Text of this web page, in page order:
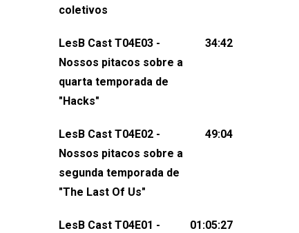
momentos, as maiores confusões e,
pensar (e rir) sobre amor sáfico!Você
também pode participar dessa
conversa mandando sugestões de
pauta, comentários, perguntas ou
e-mail para podcast@lesbout.com.br. E
não esqueça de visitar nosso site e
sociais:Twitter: ⁠⁠⁠⁠@lesbout_br⁠⁠⁠⁠ Instagram:
coletivos
LesB Cast T04E03 -
Nossos pitacos sobre a
quarta temporada de
"Hacks"
34:42
LesB Cast T04E02 -
Nossos pitacos sobre a
segunda temporada de
"The Last Of Us"
49:04
LesB Cast T04E01 -
01:05:27